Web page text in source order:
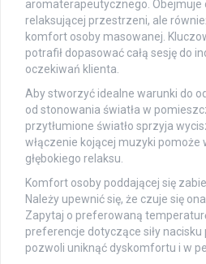
aromaterapeutycznego. Obejmuje
relaksującej przestrzeni, ale
komfort osoby masowanej.
potrafił dopasować całą sesję do
oczekiwań klienta.
Aby stworzyć idealne warunki do
od stonowania światła w
przytłumione światło sprzyja
włączenie kojącej muzyki
głębokiego relaksu.
Komfort osoby poddającej się
Należy upewnić się, że czuje się
Zapytaj o preferowaną
preferencje dotyczące siły nacisku
pozwoli uniknąć dyskomfortu i w